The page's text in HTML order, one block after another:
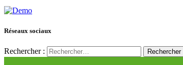
Réseaux sociaux
Rechercher :